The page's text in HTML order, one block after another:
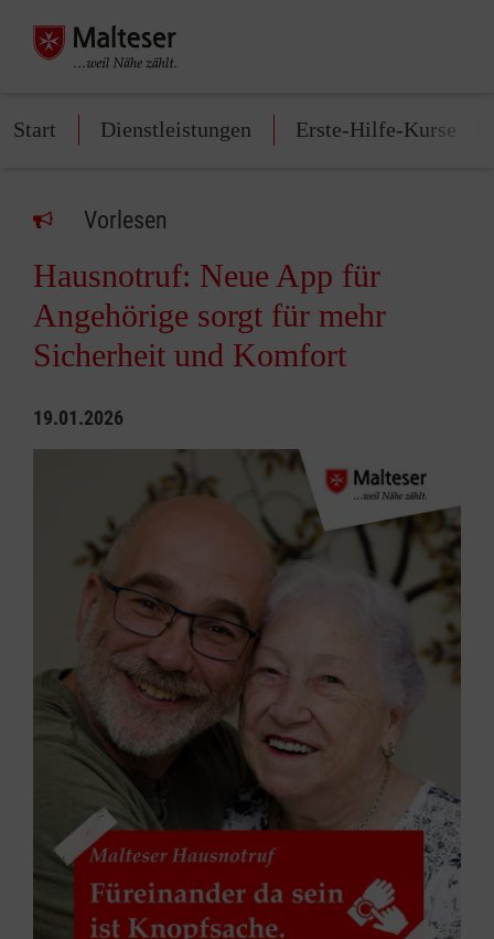
Start Dienstleistungen Erste-Hilfe-Kurse
Vorlesen
Hausnotruf: Neue App für
Angehörige sorgt für mehr
Sicherheit und Komfort
19.01.2026